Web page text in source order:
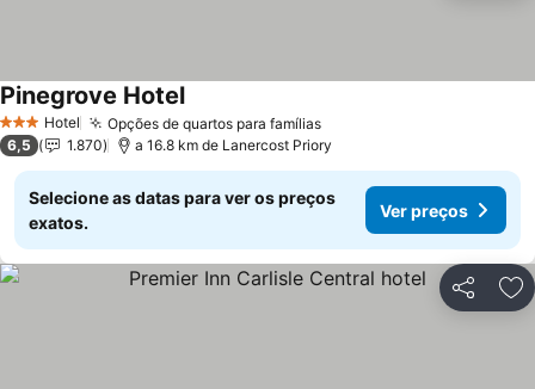
3 EstrelasHotel Opções de quartos para famílias
Pinegrove Hotel
6,5 1.870 a 16.8 km de Lanercost Priory
Selecione as datas para ver os preços
exatos.
Ver preços
Partilhar